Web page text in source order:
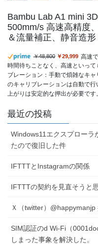
Bambu Lab A1 mini
500mm/s 高速高精度
＆流量補正、静音造形
￥48,800 ￥29,999 高速
時間待ちことなく、高速といっ
ブレーション：手動で煩雑なキ
のキャリブレーションは自動で
上がりは安定的な押出が必要で
なたの想像力に支援します！多色
最近の投稿
Windows11エクスプローラ
たので復旧した件
IFTTTとInstagramの関係
IFTTTの契約を見直そうと
Ｘ（twitter）@happymanjp
SIM認証のd Wi-Fi（
しまった事象を解決した。